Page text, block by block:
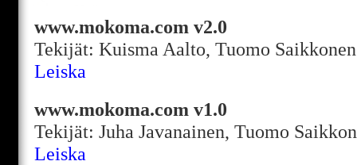
www.mokoma.com v2.0
Tekijät: Kuisma Aalto, Tuomo
Leiska
www.mokoma.com v1.0
Tekijät: Juha Javanainen, Tuomo
Leiska